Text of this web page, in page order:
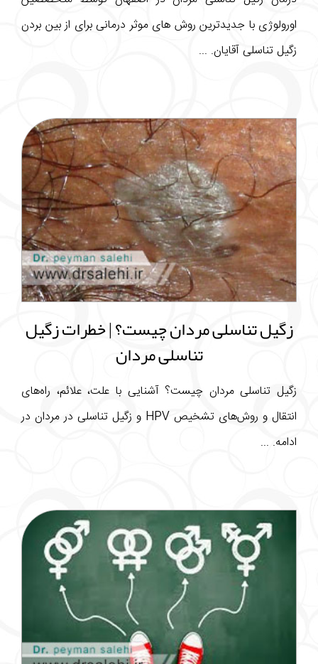
اورولوژی با جدیدترین روش های موثر درمانی برای از بین بردن
زگیل تناسلی آقایان. ...
زگیل تناسلی مردان چیست؟ | خطرات زگیل
تناسلی مردان
زگیل تناسلی مردان چیست؟ آشنایی با علت، علائم، راه‌های
انتقال و روش‌های تشخیص HPV و زگیل تناسلی در مردان در
ادامه. ...